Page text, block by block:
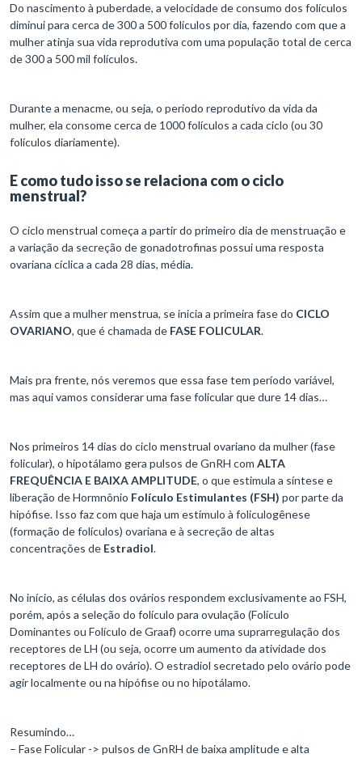
Do nascimento à puberdade, a velocidade de consumo dos folículos
diminui para cerca de 300 a 500 folículos por dia, fazendo com que a
mulher atinja sua vida reprodutiva com uma população total de cerca
de 300 a 500 mil folículos.
Durante a menacme, ou seja, o período reprodutivo da vida da
mulher, ela consome cerca de 1000 folículos a cada ciclo (ou 30
folículos diariamente).
E como tudo isso se relaciona com o ciclo
menstrual?
O ciclo menstrual começa a partir do primeiro dia de menstruação e
a variação da secreção de gonadotrofinas possui uma resposta
ovariana cíclica a cada 28 dias, média.
Assim que a mulher menstrua, se inicia a primeira fase do CICLO
OVARIANO, que é chamada de FASE FOLICULAR.
Mais pra frente, nós veremos que essa fase tem período variável,
mas aqui vamos considerar uma fase folicular que dure 14 dias…
Nos primeiros 14 dias do ciclo menstrual ovariano da mulher (fase
folicular), o hipotálamo gera pulsos de GnRH com ALTA
FREQUÊNCIA E BAIXA AMPLITUDE, o que estimula a síntese e
liberação de Hormnônio Folículo Estimulantes (FSH) por parte da
hipófise. Isso faz com que haja um estímulo à foliculogênese
(formação de folículos) ovariana e à secreção de altas
concentrações de Estradiol.
No início, as células dos ovários respondem exclusivamente ao FSH,
porém, após a seleção do folículo para ovulação (Folículo
Dominantes ou Folículo de Graaf) ocorre uma suprarregulação dos
receptores de LH (ou seja, ocorre um aumento da atividade dos
receptores de LH do ovário). O estradiol secretado pelo ovário pode
agir localmente ou na hipófise ou no hipotálamo.
Resumindo…
– Fase Folicular -> pulsos de GnRH de baixa amplitude e alta